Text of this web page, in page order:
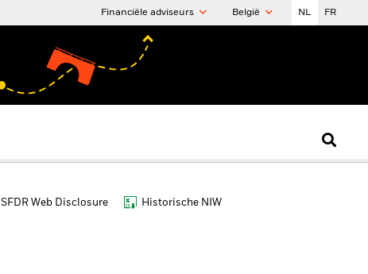
Financiële adviseurs België NL FR
SFDR Web Disclosure Historische NIW